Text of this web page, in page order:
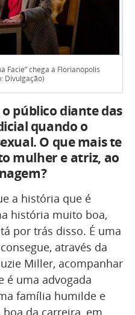
Facie” chega a Florianópolis
Divulgação)
o público diante das
quando o
O que mais te
mulher e atriz, ao
a história que é
história muito boa,
por trás disso. É uma
através da
Miller, acompanhar
é uma advogada
família humilde e
da carreira, em